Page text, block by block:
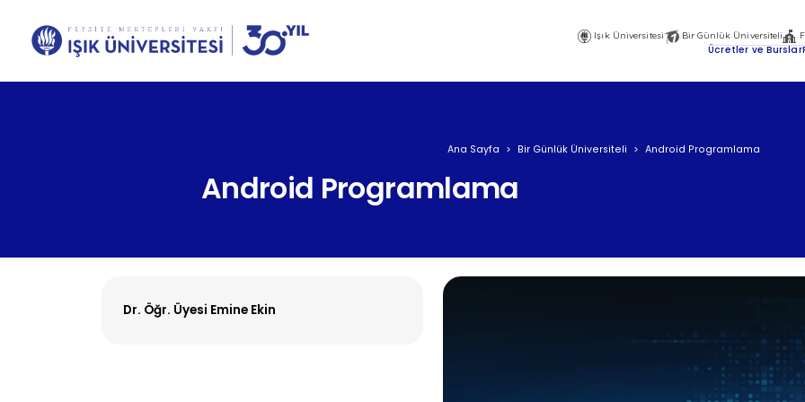
AnaIşık Üniversitesi Bir Günlük Üniversiteli
Ücretler ve Burslar
Ana Sayfa Bir Günlük Üniversiteli Android Programlama
Android Programlama
Dr. Öğr. Üyesi Emine Ekin